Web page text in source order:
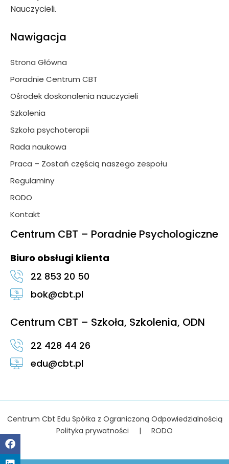
Nauczycieli.
Nawigacja
Strona Główna
Poradnie Centrum CBT
Ośrodek doskonalenia nauczycieli
Szkolenia
Szkoła psychoterapii
Rada naukowa
Praca – Zostań częścią naszego zespołu
Regulaminy
RODO
Kontakt
Centrum CBT – Poradnie Psychologiczne
Biuro obsługi klienta
22 853 20 50
bok@cbt.pl
Centrum CBT – Szkoła, Szkolenia, ODN
22 428 44 26
edu@cbt.pl
Centrum Cbt Edu Spółka z Ograniczoną Odpowiedzialnością
Polityka prywatności | RODO